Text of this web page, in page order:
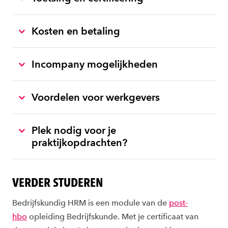
Kosten en betaling
Incompany mogelijkheden
Voordelen voor werkgevers
Plek nodig voor je
praktijkopdrachten?
VERDER STUDEREN
Bedrijfskundig HRM is een module van de post-
hbo opleiding Bedrijfskunde. Met je certificaat van